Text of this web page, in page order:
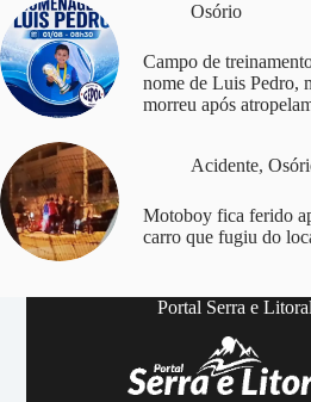
Osório
Campo de
nome de Luis Pedro,
morreu após
Acidente,
Motoboy fica ferido
carro que fugiu do
Portal Serra e Litoral